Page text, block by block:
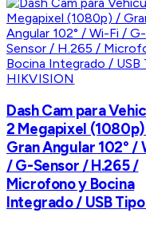
HIKVISION
Dash Cam para
2 Megapixel
Gran Angular 102° /
/ G-Sensor / H.265 /
Microfono y Bocina
Integrado / USB